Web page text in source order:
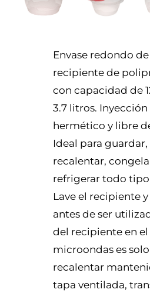
Envase redondo
recipiente de
con capacidad de
3.7 litros.
hermético y libre
Ideal para
recalentar,
refrigerar todo
Lave el recipiente
antes de ser
del recipiente en el
microondas es
recalentar
tapa ventilada,